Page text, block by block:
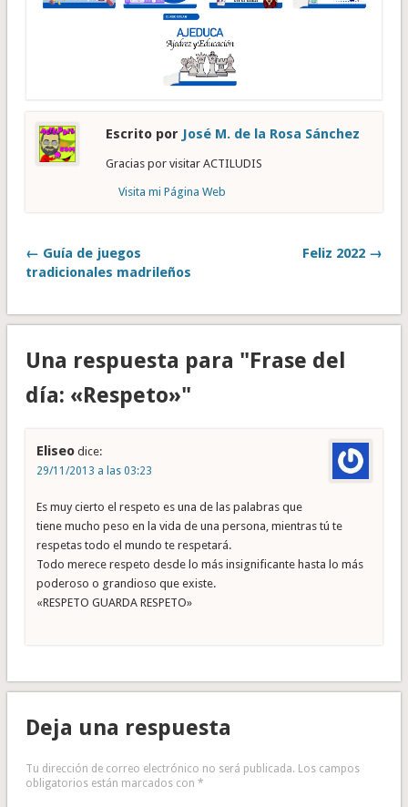
Escrito por José M. de la Rosa Sánchez
Gracias por visitar ACTILUDIS
Visita mi Página Web
← Guía de juegos
tradicionales madrileños
Feliz 2022 →
Una respuesta para "Frase del
día: «Respeto»"
Eliseo dice:
29/11/2013 a las 03:23
Es muy cierto el respeto es una de las palabras que
tiene mucho peso en la vida de una persona, mientras tú te
respetas todo el mundo te respetará.
Todo merece respeto desde lo más insignificante hasta lo más
poderoso o grandioso que existe.
«RESPETO GUARDA RESPETO»
Deja una respuesta
Tu dirección de correo electrónico no será publicada. Los campos
obligatorios están marcados con *